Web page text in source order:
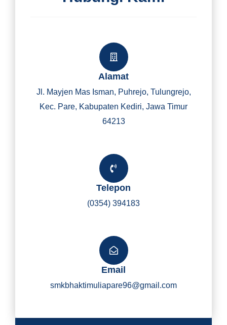
Y
I
Alamat
Jl. Mayjen Mas Isman, Puhrejo, Tulungrejo,
Kec. Pare, Kabupaten Kediri, Jawa Timur
64213
Telepon
(0354) 394183
Email
smkbhaktimuliapare96@gmail.com